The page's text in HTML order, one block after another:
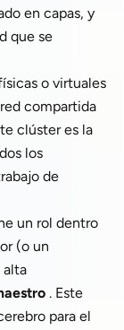
en capas, y
que se
o virtuales
compartida
clúster es la
los
de
un rol dentro
(o un
alta
. Este
para el